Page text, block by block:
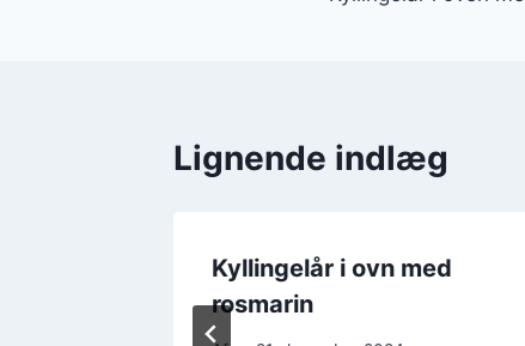
Lignende indlæg
Kyllingelår i ovn med
rosmarin